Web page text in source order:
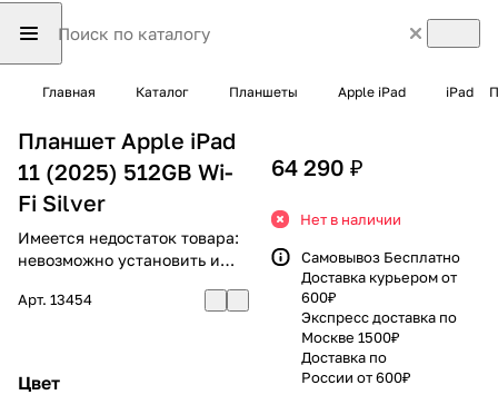
Главная Каталог Планшеты Apple iPad iPad
Планшет Apple iPad
11 (2025) 512GB Wi-
Fi Silver
Имеется недостаток товара:
невозможно установить и
Арт. 13454
Цвет
64 290 ₽
Нет в наличии
Самовывоз Бесплатно
Доставка курьером от
600₽
Экспресс доставка по
Москве 1500₽
Доставка по
России от 600₽